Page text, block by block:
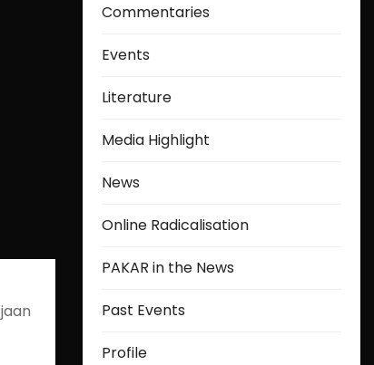
Commentaries
Events
Literature
Media Highlight
News
Online Radicalisation
PAKAR in the News
Past Events
Profile